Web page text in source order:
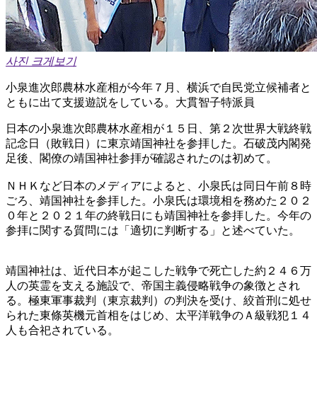
사진 크게보기
小泉進次郎農林水産相が今年７月、横浜で自民党立候補者と
ともに出て支援遊説をしている。大貫智子特派員
日本の小泉進次郎農林水産相が１５日、第２次世界大戦終戦
記念日（敗戦日）に東京靖国神社を参拝した。石破茂内閣発
足後、閣僚の靖国神社参拝が確認されたのは初めて。
ＮＨＫなど日本のメディアによると、小泉氏は同日午前８時
ごろ、靖国神社を参拝した。小泉氏は環境相を務めた２０２
０年と２０２１年の終戦日にも靖国神社を参拝した。今年の
参拝に関する質問には「適切に判断する」と述べていた。
靖国神社は、近代日本が起こした戦争で死亡した約２４６万
人の英霊を支える施設で、帝国主義侵略戦争の象徴とされ
る。極東軍事裁判（東京裁判）の判決を受け、絞首刑に処せ
られた東條英機元首相をはじめ、太平洋戦争のＡ級戦犯１４
人も合祀されている。